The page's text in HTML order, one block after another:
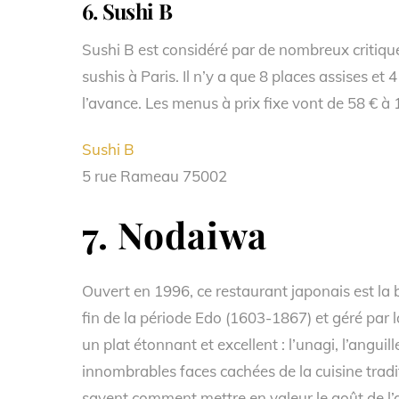
6.Sushi B
Sushi B est considéré par de nombreux
sushis à Paris. Il n’y a que 8 places assises
l’avance. Les menus à prix fixe vont de 58 € à
Sushi B
5 rue Rameau 75002
7. Nodaiwa
Ouvert en 1996, ce restaurant japonais est
fin de la période Edo (1603-1867) et géré par
un plat étonnant et excellent : l’unagi,
innombrables faces cachées de la cuisine